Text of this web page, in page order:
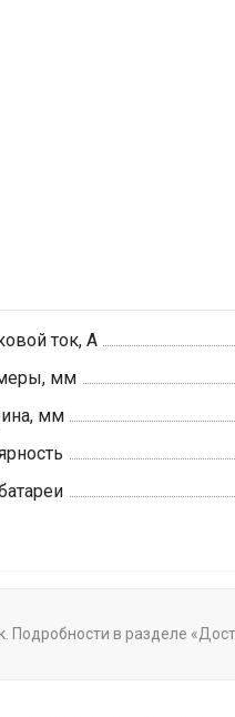
ток, А
мм
мм
Подробности в разделе